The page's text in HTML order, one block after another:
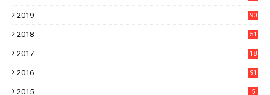
2019
90
2018
51
2017
18
2016 91
2015 5